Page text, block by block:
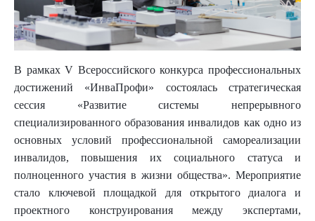
В рамках V Всероссийского конкурса профессиональных
достижений «ИнваПрофи» состоялась стратегическая
сессия «Развитие системы непрерывного
специализированного образования инвалидов как одно из
основных условий профессиональной самореализации
инвалидов, повышения их социального статуса и
полноценного участия в жизни общества». Мероприятие
стало ключевой площадкой для открытого диалога и
проектного конструирования между экспертами,